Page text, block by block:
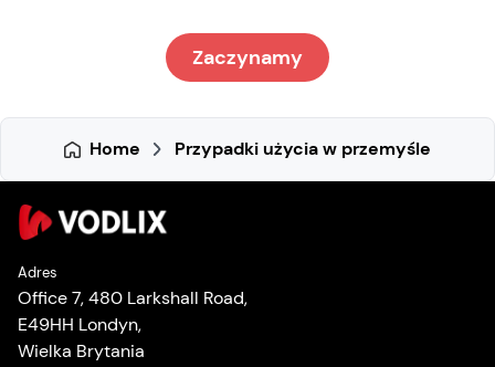
Zaczynamy
Home Przypadki użycia w przemyśle
Adres
Office 7, 480 Larkshall Road,
E49HH Londyn,
Wielka Brytania